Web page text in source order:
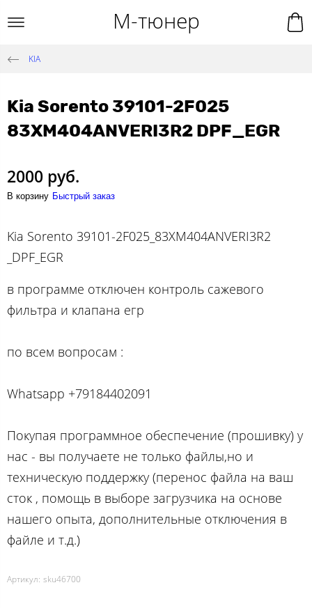
М-тюнер
KIA
Kia Sorento 39101-2F025
83XM404ANVERI3R2 DPF_EGR
2000 руб.
В корзину Быстрый заказ
Kia Sorento 39101-2F025_83XM404ANVERI3R2
_DPF_EGR
в программе отключен контроль сажевого
фильтра и клапана егр
по вcем вопросам :
Whatsapp +79184402091
Покупая программное обеспечение (прошивку) у
нас - вы получаете не только файлы,но и
техническую поддержку (перенос файла на ваш
сток , помощь в выборе загрузчика на основе
нашего опыта, дополнительные отключения в
файле и т.д.)
Артикул: sku46700